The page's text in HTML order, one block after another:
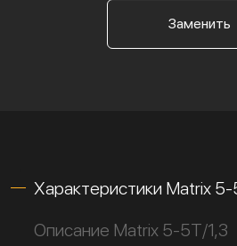
Заменить
Характеристики Matrix
Описание Matrix 5-5T/1,3